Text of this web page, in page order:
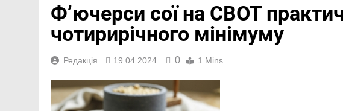
Ф’ючерси сої на CBOT
чотирирічного мінімуму
Редакція 19.04.2024 0 1 Mins